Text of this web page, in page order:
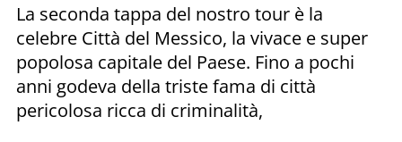
La seconda tappa del nostro tour è la
celebre Città del Messico, la vivace e super
popolosa capitale del Paese. Fino a pochi
anni godeva della triste fama di città
pericolosa ricca di criminalità,